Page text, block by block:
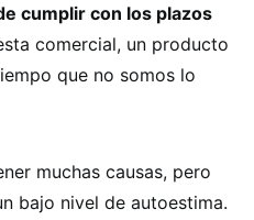
cumplir con los plazos
comercial, un producto
que no somos lo
muchas causas, pero
bajo nivel de autoestima.